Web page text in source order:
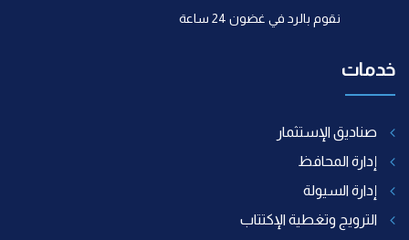
نقوم بالرد في غضون 24 ساعة
خدمات
صناديق الإستثمار
إدارة المحافظ
إدارة السيولة
الترويج وتغطية الإكتتاب